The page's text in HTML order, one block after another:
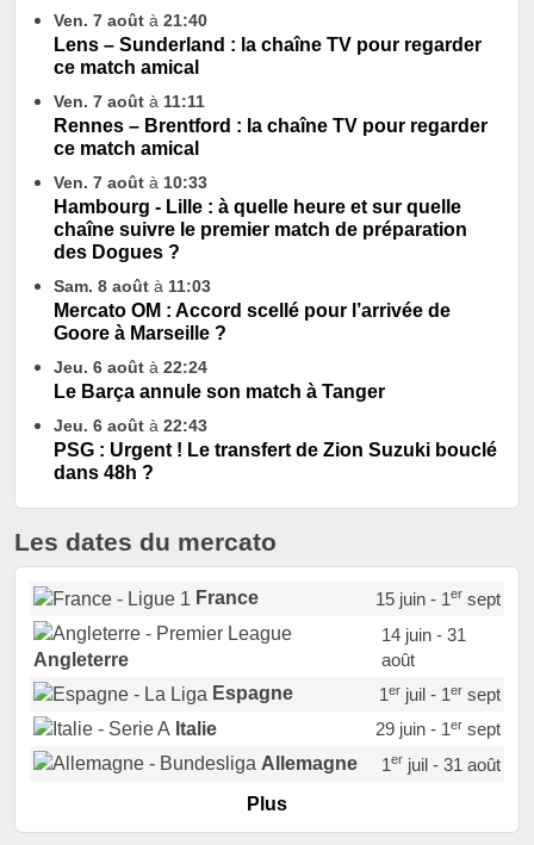
Ven. 7 août à 21:40
Lens – Sunderland : la chaîne TV pour regarder
ce match amical
Ven. 7 août à 11:11
Rennes – Brentford : la chaîne TV pour regarder
ce match amical
Ven. 7 août à 10:33
Hambourg - Lille : à quelle heure et sur quelle
chaîne suivre le premier match de préparation
des Dogues ?
Sam. 8 août à 11:03
Mercato OM : Accord scellé pour l’arrivée de
Goore à Marseille ?
Jeu. 6 août à 22:24
Le Barça annule son match à Tanger
Jeu. 6 août à 22:43
PSG : Urgent ! Le transfert de Zion Suzuki bouclé
dans 48h ?
Les dates du mercato
France 15 juin - 1ersept
Angleterre
14 juin - 31
août
Espagne
1erjuil - 1ersept
Italie
29 juin - 1ersept
Allemagne
1erjuil - 31 août
Portugal
Pays-Bas
22 juin - 2 sept
Plus